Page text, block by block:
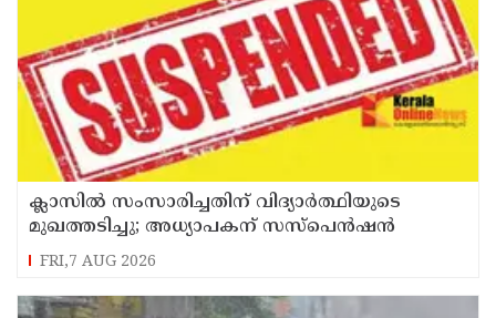
ക്ലാസിൽ സംസാരിച്ചതിന് വിദ്യാര്‍ത്ഥിയുടെ
മുഖത്തടിച്ചു; അധ്യാപകന് സസ്പെൻഷൻ
FRI,7 AUG 2026